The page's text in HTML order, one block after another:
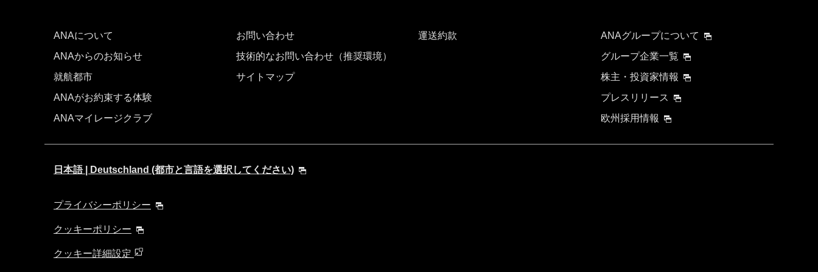
ANAについて
ANAからのお知らせ
就航都市
ANAがお約束する体験
ANAマイレージクラブ
お問い合わせ
技術的なお問い合わせ（推奨環境）
サイトマップ
運送約款
ANAグループについて
グループ企業一覧
株主・投資家情報
プレスリリース
欧州採用情報
日本語 | Deutschland (都市と言語を選択してください)
プライバシーポリシー
クッキーポリシー
クッキー詳細設定